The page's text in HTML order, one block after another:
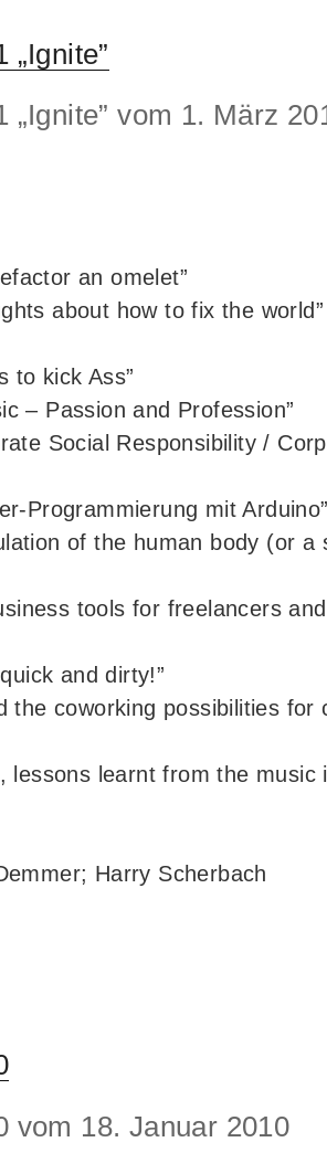
vom 1. März
an omelet”
about how to fix the world”
to kick Ass”
– Passion and Profession”
Social Responsibility /
Programmierung mit Arduino”
of the human body (or a
tools for freelancers and
and dirty!”
the coworking possibilities for
lessons learnt from the music
Harry Scherbach
vom 18. Januar 2010